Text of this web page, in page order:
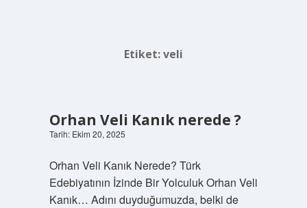
Etiket:veli
Orhan Veli Kanık nerede ?
Tarih: Ekim 20, 2025
Orhan Veli Kanık Nerede? Türk
Edebiyatının İzinde Bir Yolculuk Orhan Veli
Kanık… Adını duyduğumuzda, belki de